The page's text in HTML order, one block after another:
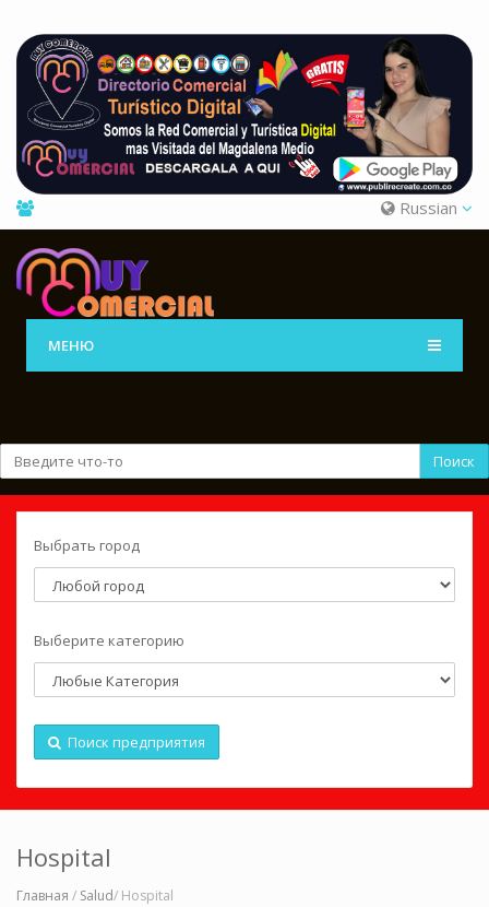
Russian
МЕНЮ
Поиск
Выбрать город
Выберите категорию
Поиск предприятия
Hospital
Главная / Salud/ Hospital